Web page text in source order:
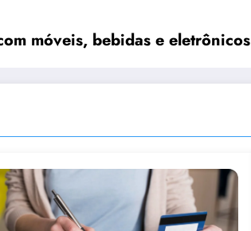
móveis, bebidas e eletrônicos